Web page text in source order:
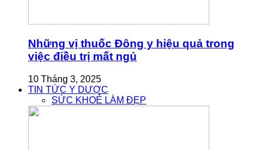
Những vị thuốc Đông y hiệu quả trong
việc điều trị mất ngủ
10 Tháng 3, 2025
TIN TỨC Y DƯỢC
SỨC KHOẺ LÀM ĐẸP